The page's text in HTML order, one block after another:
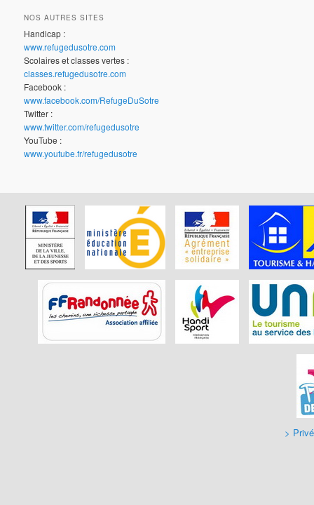
NOS AUTRES SITES
Handicap :
www.refugedusotre.com
Scolaires et classes vertes :
classes.refugedusotre.com
Facebook :
www.facebook.com/RefugeDuSotre
Twitter :
www.twitter.com/refugedusotre
YouTube :
www.youtube.fr/refugedusotre
> Privé